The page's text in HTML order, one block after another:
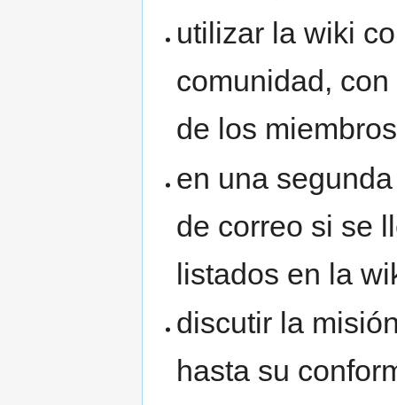
utilizar la wiki
comunidad,
de los
en una
de correo si se
listados en la
discutir la
hasta su